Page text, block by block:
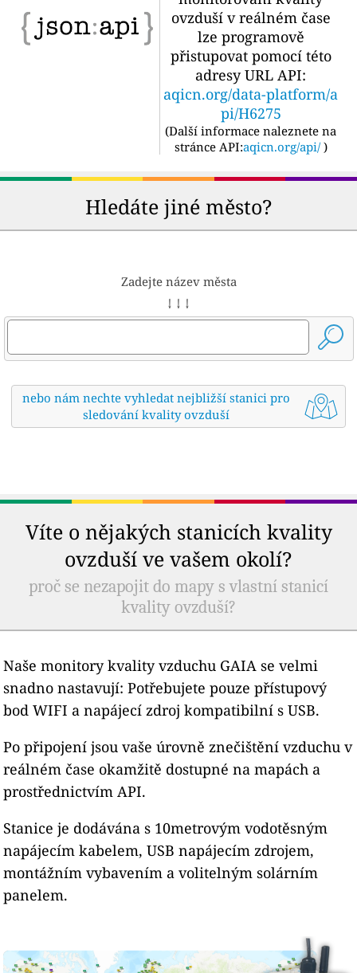
ovzduší v reálném čase
lze programově
přistupovat pomocí této
adresy URL API:
aqicn.org/data-platform/a
pi/H6275
(Další informace naleznete na
stránce API:aqicn.org/api/ )
Hledáte jiné město?
Zadejte název města
↓ ↓ ↓
nebo nám nechte vyhledat nejbližší stanici pro
sledování kvality ovzduší
Víte o nějakých stanicích kvality
ovzduší ve vašem okolí?
proč se nezapojit do mapy s vlastní stanicí
kvality ovzduší?
Naše monitory kvality vzduchu GAIA se velmi
snadno nastavují: Potřebujete pouze přístupový
bod WIFI a napájecí zdroj kompatibilní s USB.
Po připojení jsou vaše úrovně znečištění vzduchu v
reálném čase okamžitě dostupné na mapách a
prostřednictvím API.
Stanice je dodávána s 10metrovým vodotěsným
napájecím kabelem, USB napájecím zdrojem,
montážním vybavením a volitelným solárním
panelem.